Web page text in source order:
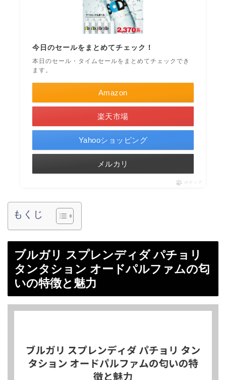
今日のセールをまとめてチェック！
本日のセール・タイムセールをまとめてチェックでき
ます。
Amazon
楽天市場
Yahooショッピング
メルカリ
ポチップ
もくじ
ブルガリ スプレンディダ パチョリ
タンタション オードパルファムの匂
いの特徴と魅力